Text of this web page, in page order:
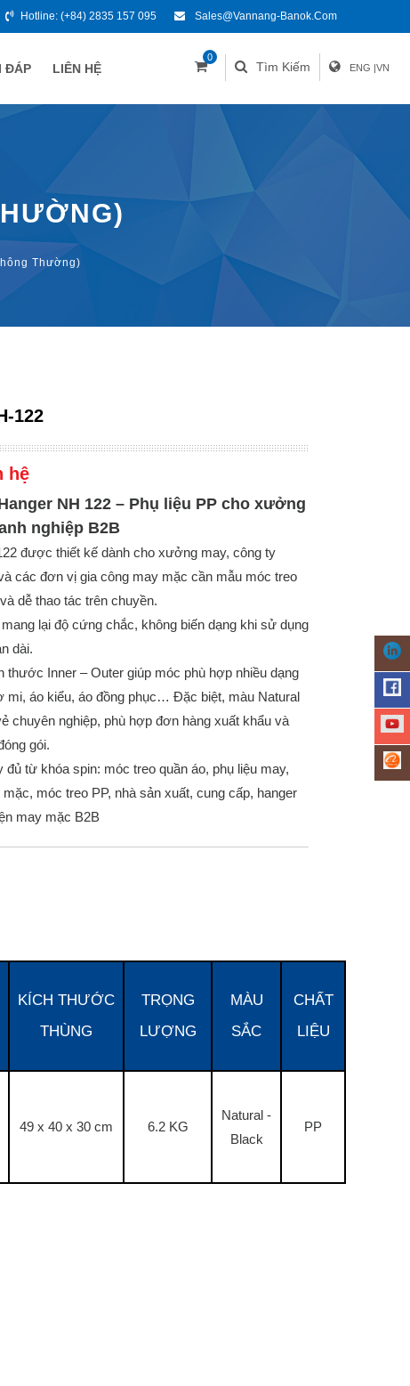
Hotline: (+84) 2835 157 095 Sales@vannang-Banok.com
ĐÁP LIÊN HỆ
0
Tìm Kiếm ENG |VN
Thường)
122
hệ
NH 122 – Phụ liệu PP cho xưởng
nghiệp B2B
được thiết kế dành cho xưởng may, công ty
các đơn vị gia công may mặc cần mẫu móc treo
dễ thao tác trên chuyền.
lại độ cứng chắc, không biến dạng khi sử dụng
dài.
thước Inner – Outer giúp móc phù hợp nhiều dạng
mi, áo kiểu, áo đồng phục… Đặc biệt, màu Natural
chuyên nghiệp, phù hợp đơn hàng xuất khẩu và
gói.
đủ từ khóa spin: móc treo quần áo, phụ liệu may,
mặc, móc treo PP, nhà sản xuất, cung cấp, hanger
may mặc B2B
KÍCH THƯỚC
THÙNG
TRỌNG
LƯỢNG
MÀU
SẮC
CHẤT
LIỆU
49 x 40 x 30 cm 6.2 KG
Natural -
Black
PP